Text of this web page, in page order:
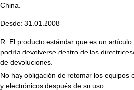
China.
Desde: 31.01.2008
R: El producto estándar que es un artículo
podría devolverse dentro de las
de devoluciones.
No hay obligación de retomar los equipos
y electrónicos después de su uso